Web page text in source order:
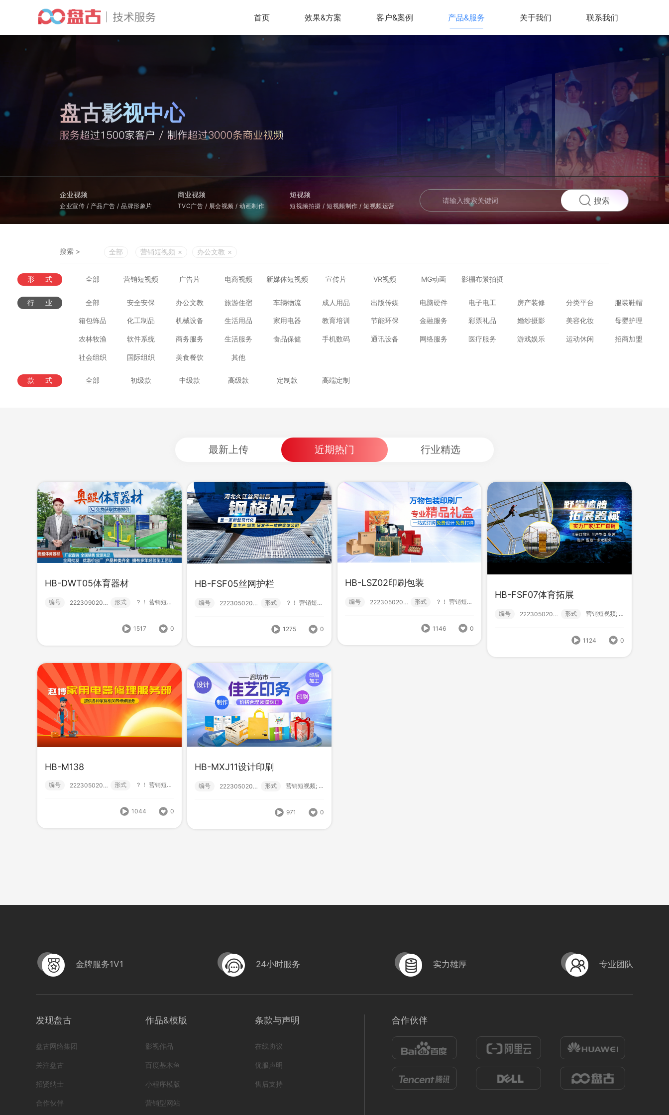
首页 效果&方案 客户&案例 产品&服务 关于我们 联系我们
盘古影视中心
企业视频
企业宣传 / 产品广告 / 品牌形象片
商业视频
TVC广告 / 展会视频 / 动画制作
短视频
短视频拍摄 / 短视频制作 / 短视频运营
搜索
搜索 > 全部 营销短视频 × 办公文教 ×
形式 全部 营销短视频 广告片 电商视频 新媒体短视频 宣传片 VR视频 MG动画 影棚布景拍摄
行业 全部 安全安保 办公文教 旅游住宿 车辆物流 成人用品 出版传媒 电脑硬件 电子电工 房产装修 分类平台 服装鞋帽
箱包饰品 化工制品 机械设备 生活用品 家用电器 教育培训 节能环保 金融服务 彩票礼品 婚纱摄影 美容化妆 母婴护理
农林牧渔 软件系统 商务服务 生活服务 食品保健 手机数码 通讯设备 网络服务 医疗服务 游戏娱乐 运动休闲 招商加盟
社会组织 国际组织 美食餐饮 其他
款式 全部 初级款 中级款 高级款 定制款 高端定制
最新上传 近期热门 行业精选
HB-DWT05体育器材
0
HB-FSF05丝网护栏
0
222305020005 形式
0
HB-LSZ02印刷包装
编号 222305020006 形式
1146
HB-M138
形式
HB-MXJ11设计印刷
形式
HB-DWT05体育器材
编号 222309020000 形式 ？！ 营销短视频; 小视频; 初级款;
1517 0
HB-FSF05丝网护栏
编号 222305020004 形式 ？！ 营销短视频; 小视频; 中级款;
1275 0
HB-LSZ02印刷包装
编号 222305020006 形式 ？！ 营销短视频; 小视频; 中级款;
1146 0
HB-FSF07体育拓展
编号 222305020005 形式 营销短视频; 小视频; 中级款;
1124 0
HB-M138
编号 222305020001 形式 ？！ 营销短视频; 小视频; 初级款;
1044 0
HB-MXJ11设计印刷
编号 222305020000 形式 营销短视频; 小视频; 初级款;
971 0
222305020001 形式
0
编号 222305020005 形式
金牌服务1V1 24小时服务 实力雄厚 专业团队
发现盘古
盘古网络集团
关注盘古
招贤纳士
合作伙伴
作品&模版
影视作品
百度基木鱼
小程序模版
营销型网站
条款与声明
在线协议
优服声明
售后支持
合作伙伴